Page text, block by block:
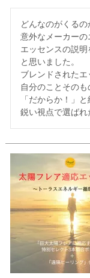
どんなのがくる
意外なメーカーの
エッセンスの説明
と思いました。
ブレンドされたエ
自分のことそのも
「だからか！」と